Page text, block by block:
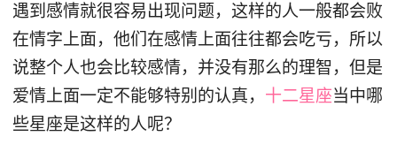
遇到感情就很容易出现问题，这样的人一般都会败
在情字上面，他们在感情上面往往都会吃亏，所以
说整个人也会比较感情，并没有那么的理智，但是
爱情上面一定不能够特别的认真， 十二星座当中哪
些星座是这样的人呢？